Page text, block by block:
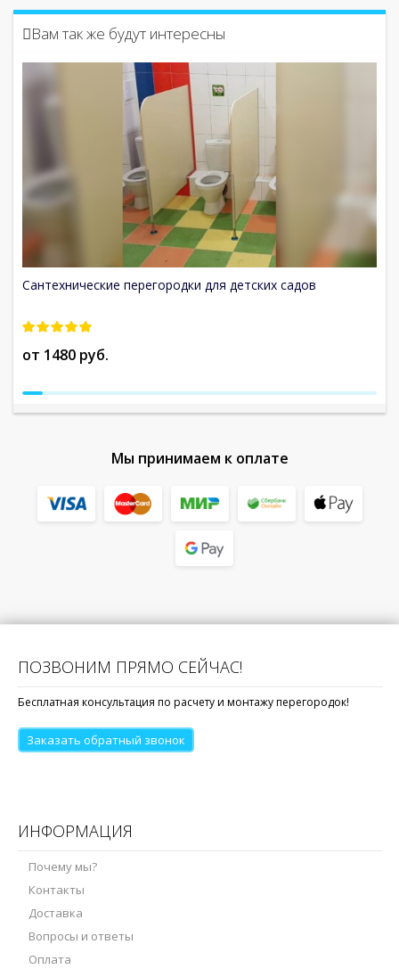
Вам так же будут интересны
Сантехнические перегородки для детских садов
от 1480 руб.
Мы принимаем к оплате
ПОЗВОНИМ ПРЯМО СЕЙЧАС!
Бесплатная консультация по расчету и монтажу перегородок!
Заказать обратный звонок
ИНФОРМАЦИЯ
Почему мы?
Контакты
Доставка
Вопросы и ответы
Оплата